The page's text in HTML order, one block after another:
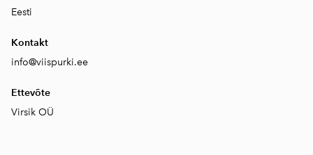
Eesti
Kontakt
info@viispurki.ee
Ettevõte
Virsik OÜ